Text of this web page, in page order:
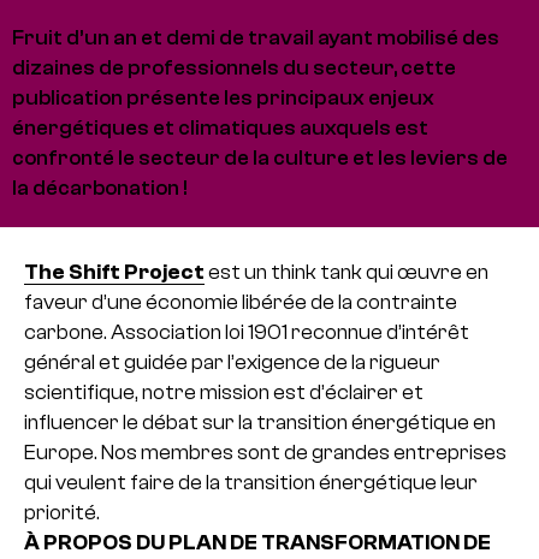
Fruit d’un an et demi de travail ayant mobilisé des
dizaines de professionnels du secteur, cette
publication présente les principaux enjeux
énergétiques et climatiques auxquels est
confronté le secteur de la culture et les leviers de
la décarbonation !
The Shift Project est un think tank qui œuvre en
faveur d’une économie libérée de la contrainte
carbone. Association loi 1901 reconnue d’intérêt
général et guidée par l’exigence de la rigueur
scientifique, notre mission est d’éclairer et
influencer le débat sur la transition énergétique en
Europe. Nos membres sont de grandes entreprises
qui veulent faire de la transition énergétique leur
priorité.
À PROPOS DU PLAN DE TRANSFORMATION DE